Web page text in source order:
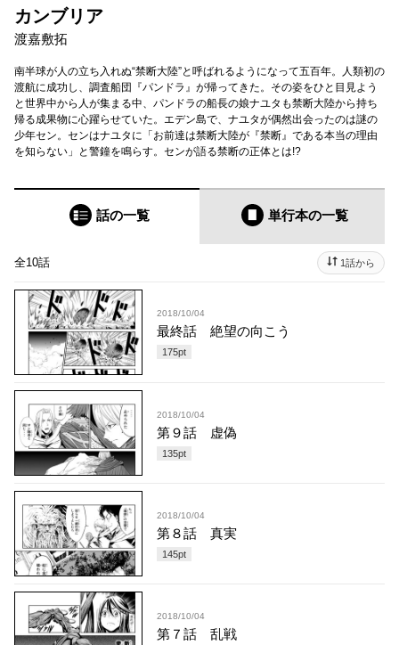
カンブリア
渡嘉敷拓
南半球が人の立ち入れぬ“禁断大陸”と呼ばれるようになって五百年。人類初の
渡航に成功し、調査船団『パンドラ』が帰ってきた。その姿をひと目見よう
と世界中から人が集まる中、パンドラの船長の娘ナユタも禁断大陸から持ち
帰る成果物に心躍らせていた。エデン島で、ナユタが偶然出会ったのは謎の
少年セン。センはナユタに「お前達は禁断大陸が『禁断』である本当の理由
を知らない」と警鐘を鳴らす。センが語る禁断の正体とは!?
話の一覧 単行本の一覧
全10話 1話から
2018/10/04
最終話 絶望の向こう
175pt
2018/10/04
第９話 虚偽
135pt
2018/10/04
第８話 真実
145pt
2018/10/04
第７話 乱戦